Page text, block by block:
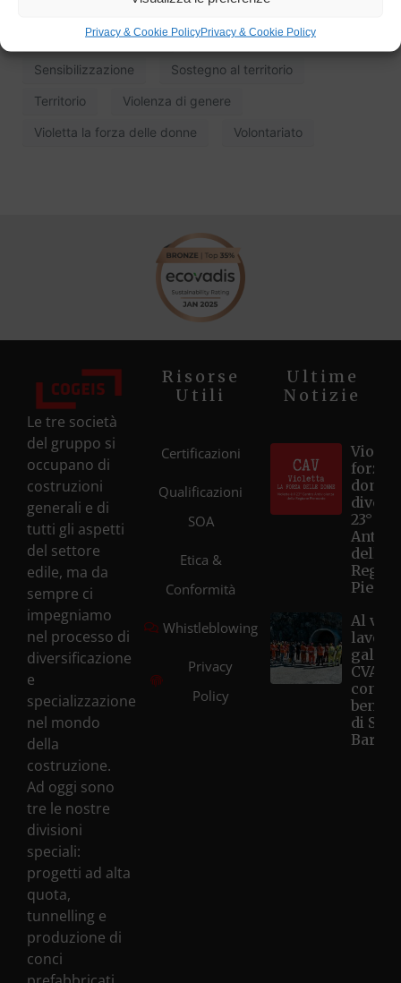
Privacy & Cookie PolicyPrivacy & Cookie Policy
Prevenzione Progetti sociali
Responsabilità sociale Scuole
Sensibilizzazione Sostegno al territorio
Territorio Violenza di genere
Violetta la forza delle donne Volontariato
Le tre società
del gruppo si
occupano di
costruzioni
generali e di
tutti gli aspetti
del settore
edile, ma da
sempre ci
impegniamo
nel processo di
diversificazione
e
specializzazione
nel mondo
della
costruzione.
Ad oggi sono
tre le nostre
divisioni
speciali:
progetti ad alta
quota,
tunnelling e
produzione di
conci
Risorse
Utili
Certificazioni
Qualificazioni
SOA
Etica &
Conformità
Whistleblowing
Privacy
Policy
Ultime
Notizie
forza
donne
23°
della
Al via i
lavori
CVA
con la
di